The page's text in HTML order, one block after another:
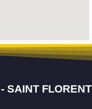
SAINT FLORENT